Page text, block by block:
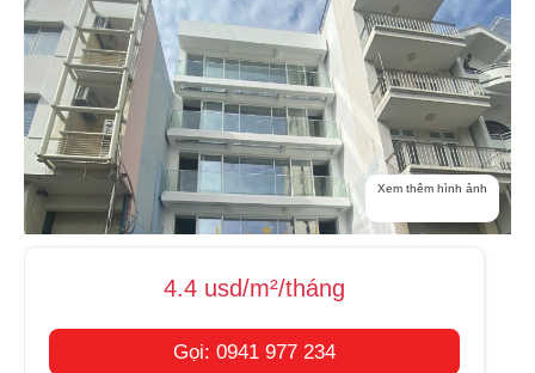
Xem thêm hình ảnh
4.4 usd/m²/tháng
Gọi: 0941 977 234